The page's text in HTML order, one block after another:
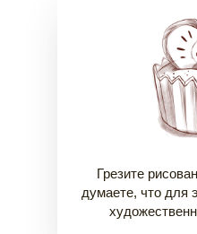
Грезите
думаете, что для